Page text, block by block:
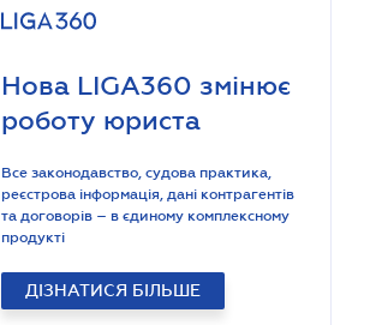
Нова LIGA360 змінює
роботу юриста
Все законодавство, судова практика,
реєстрова інформація, дані контрагентів
та договорів – в єдиному комплексному
продукті
ДІЗНАТИСЯ БІЛЬШЕ